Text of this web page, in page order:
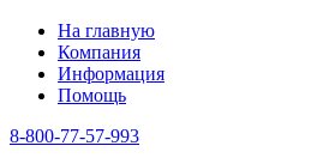
На главную
Компания
Информация
Помощь
8-800-77-57-993